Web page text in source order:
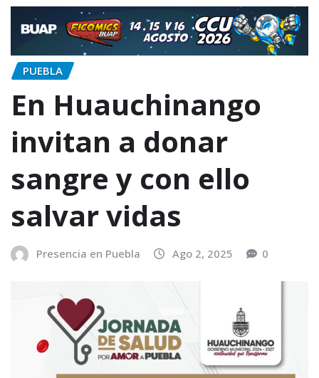
PUEBLA
En Huauchinango
invitan a donar
sangre y con ello
salvar vidas
Presencia en Puebla Ago 2, 2025 0